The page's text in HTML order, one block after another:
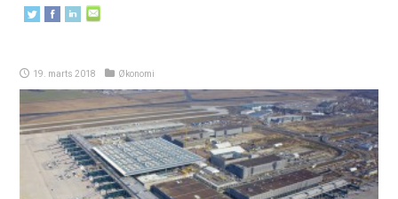
19. marts 2018 Økonomi